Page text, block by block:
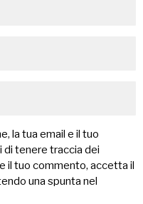
la tua email e il tuo
tenere traccia dei
il tuo commento, accetta il
una spunta nel